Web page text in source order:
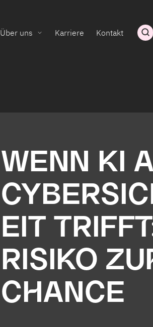
Über uns Karriere Kontakt
WENN KI
EIT
RISIKO
CHANCE